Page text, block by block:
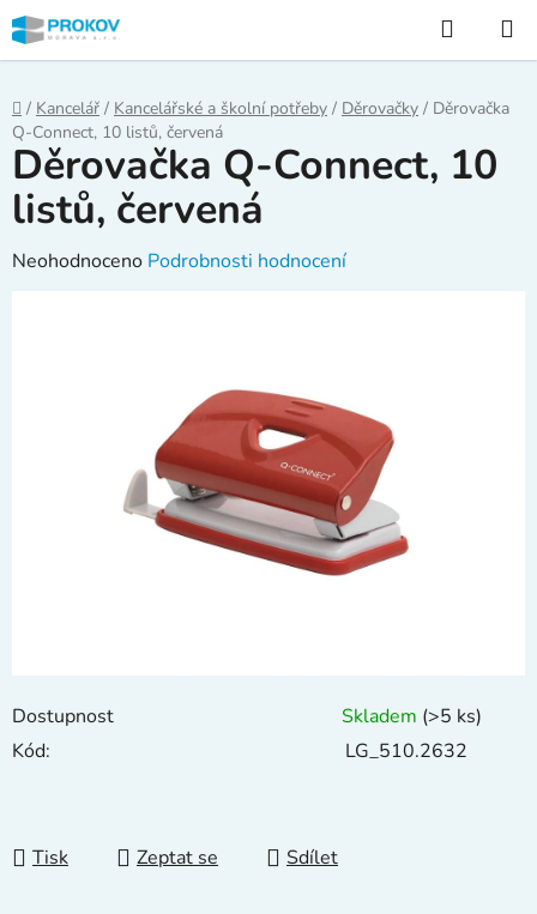
Přejít
na
obsah
Hledat
Domů
/ Kancelář / Kancelářské a školní potřeby / Děrovačky / Děrovačka
Q-Connect, 10 listů, červená
Dostupnost Skladem (>5 ks)
Kód:
LG_510.2632
Tisk Zeptat se Sdílet
Děrovačka Q-Connect, 10
listů, červená
Průměrné
Neohodnoceno Podrobnosti hodnocení